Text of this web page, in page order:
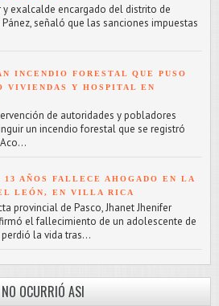
y exalcalde encargado del distrito de
señaló que las sanciones impuestas
INCENDIO FORESTAL QUE PUSO
VIVIENDAS Y HOSPITAL EN
de autoridades y pobladores
un incendio forestal que se registró
13 AÑOS FALLECE AHOGADO EN LA
LEÓN, EN VILLA RICA
provincial de Pasco, Jhanet Jhenifer
el fallecimiento de un adolescente de
la vida tras...
NO OCURRIÓ ASI